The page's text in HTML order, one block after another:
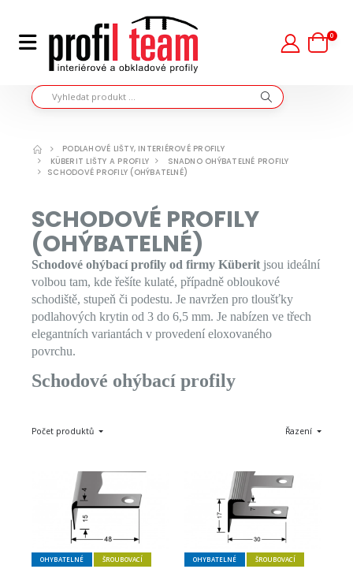
0
PODLAHOVÉ LIŠTY, INTERIÉROVÉ PROFILY
KÜBERIT LIŠTY A PROFILY
SNADNO OHÝBATELNÉ PROFILY
SCHODOVÉ PROFILY (OHÝBATELNÉ)
SCHODOVÉ PROFILY
(OHÝBATELNÉ)
Schodové ohýbací profily od firmy Küberit jsou ideální
volbou tam, kde řešíte kulaté, případně obloukové
schodiště, stupeň či podestu. Je navržen pro tloušťky
podlahových krytin od 3 do 6,5 mm. Je nabízen ve třech
elegantních variantách v provedení eloxovaného
povrchu.
Schodové ohýbací profily
Počet produktů Řazení
OHYBATELNÉ ŠROUBOVACÍ OHYBATELNÉ ŠROUBOVACÍ